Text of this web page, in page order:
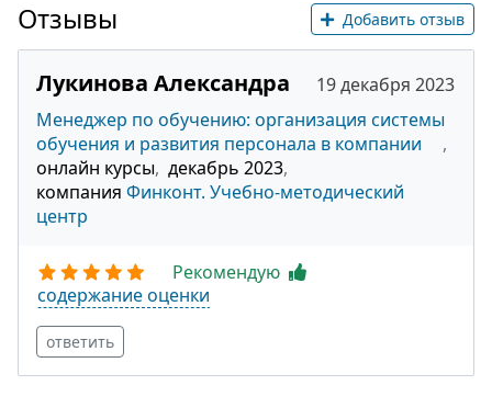
Отзывы Добавить отзыв
Лукинова Александра
19 декабря 2023
Менеджер по обучению: оpганизация системы
обучения и развития персонала в компании
онлайн курсы декабрь 2023
компания Финконт. Учебно-методический
центр
Рекомендую
содержание оценки
ответить